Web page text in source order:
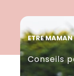
ETRE MAMAN
Conseils